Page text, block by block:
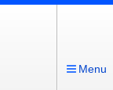
Menu